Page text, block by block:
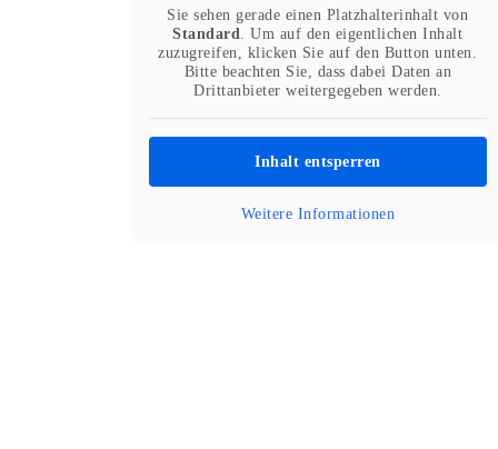
Sie sehen gerade einen Platzhalterinhalt von
Standard . Um auf den eigentlichen Inhalt
zuzugreifen, klicken Sie auf den Button unten.
Bitte beachten Sie, dass dabei Daten an
Drittanbieter weitergegeben werden.
Inhalt entsperren
Weitere Informationen